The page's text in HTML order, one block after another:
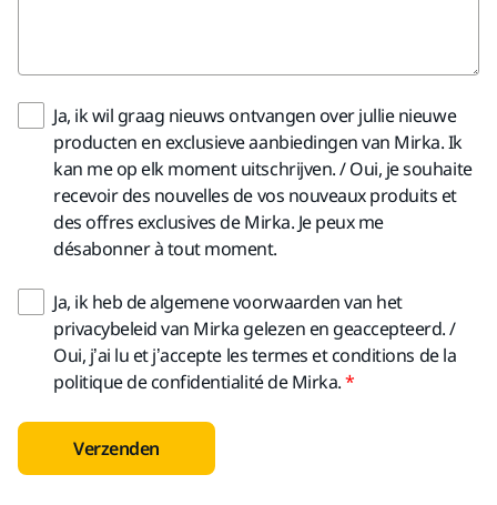
Ja, ik wil graag nieuws ontvangen over jullie nieuwe
producten en exclusieve aanbiedingen van Mirka. Ik
kan me op elk moment uitschrijven. / Oui, je souhaite
recevoir des nouvelles de vos nouveaux produits et
des offres exclusives de Mirka. Je peux me
désabonner à tout moment.
Ja, ik heb de algemene voorwaarden van het
privacybeleid van Mirka gelezen en geaccepteerd. /
Oui, j’ai lu et j’accepte les termes et conditions de la
politique de confidentialité de Mirka.
Verzenden